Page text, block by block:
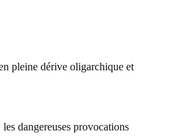
pleine dérive oligarchique et
dangereuses provocations